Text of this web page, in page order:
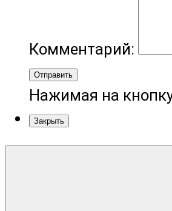
Комментарий:
Отправить
Нажимая на
Закрыть